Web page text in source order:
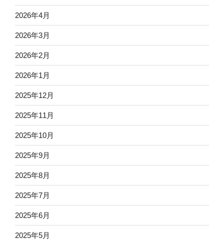
2026年4月
2026年3月
2026年2月
2026年1月
2025年12月
2025年11月
2025年10月
2025年9月
2025年8月
2025年7月
2025年6月
2025年5月